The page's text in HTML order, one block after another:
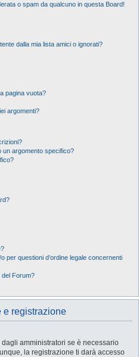
o spam da qualcuno in questa Board!
dalla mia lista amici o ignorati?
pagina vuota?
argomenti?
argomento specifico?
per questioni d’ordine legale concernenti
Forum?
e registrazione
amministratori se è necessario
la registrazione ti darà accesso